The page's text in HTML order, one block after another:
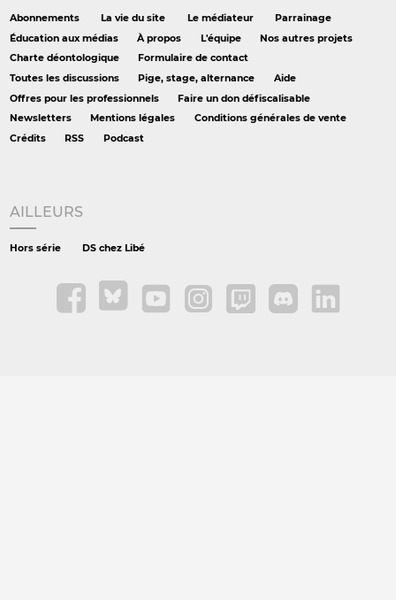
Abonnements La vie du site Le médiateur
Parrainage
Éducation aux médias
À propos L'équipe
Nos autres projets
Charte déontologique
Formulaire de contact
Toutes les discussions
Pige, stage, alternance
Aide
Offres pour les professionnels
Faire un don défiscalisable
Newsletters
Mentions légales
Conditions générales de vente
Crédits
RSS Podcast
AILLEURS
Hors série DS chez Libé